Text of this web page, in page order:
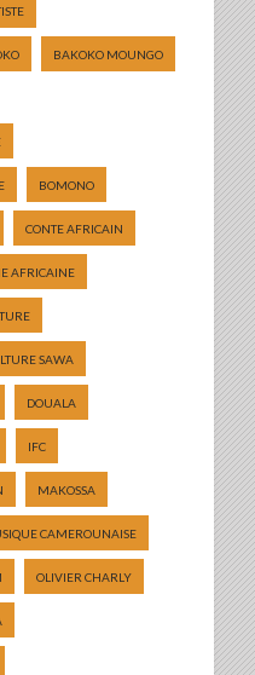
BAKOKO MOUNGO
BOMONO
CONTE AFRICAIN
AFRICAINE
SAWA
DOUALA
IFC
MAKOSSA
CAMEROUNAISE
OLIVIER CHARLY